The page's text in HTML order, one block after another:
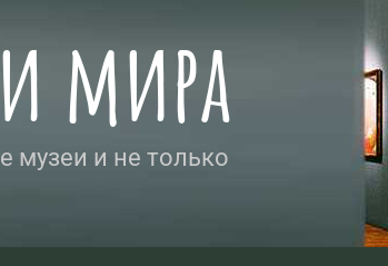
мира
музеи и не только